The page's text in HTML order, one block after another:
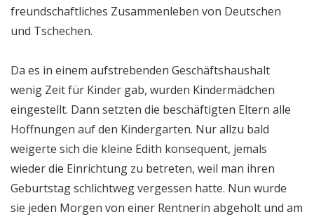
freundschaftliches Zusammenleben von Deutschen
und Tschechen.
Da es in einem aufstrebenden Geschäftshaushalt
wenig Zeit für Kinder gab, wurden Kindermädchen
eingestellt. Dann setzten die beschäftigten Eltern alle
Hoffnungen auf den Kindergarten. Nur allzu bald
weigerte sich die kleine Edith konsequent, jemals
wieder die Einrichtung zu betreten, weil man ihren
Geburtstag schlichtweg vergessen hatte. Nun wurde
sie jeden Morgen von einer Rentnerin abgeholt und am